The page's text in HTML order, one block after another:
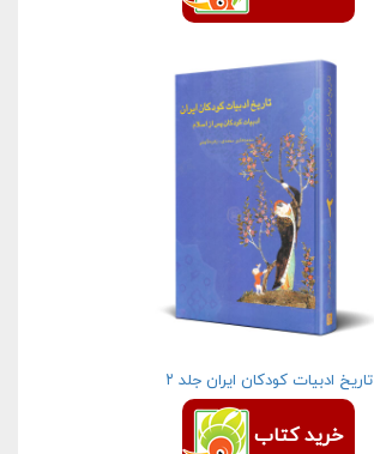
تاریخ ادبیات كودكان ایران جلد ۲
خرید کتاب